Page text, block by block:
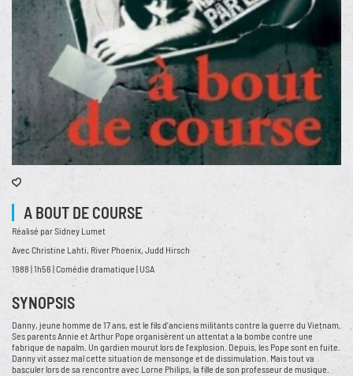
A BOUT DE COURSE
Réalisé par Sidney Lumet
Avec Christine Lahti, River Phoenix, Judd Hirsch
1988 | 1h56 | Comédie dramatique | USA
SYNOPSIS
Danny, jeune homme de 17 ans, est le fils d'anciens militants contre la guerre du Vietnam.
Ses parents Annie et Arthur Pope organisèrent un attentat a la bombe contre une
fabrique de napalm. Un gardien mourut lors de l'explosion. Depuis, les Pope sont en fuite.
Danny vit assez mal cette situation de mensonge et de dissimulation. Mais tout va
basculer lors de sa rencontre avec Lorne Philips, la fille de son professeur de musique.